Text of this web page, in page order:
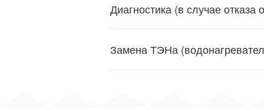
Диагностика (в случае отказа
Замена ТЭНа